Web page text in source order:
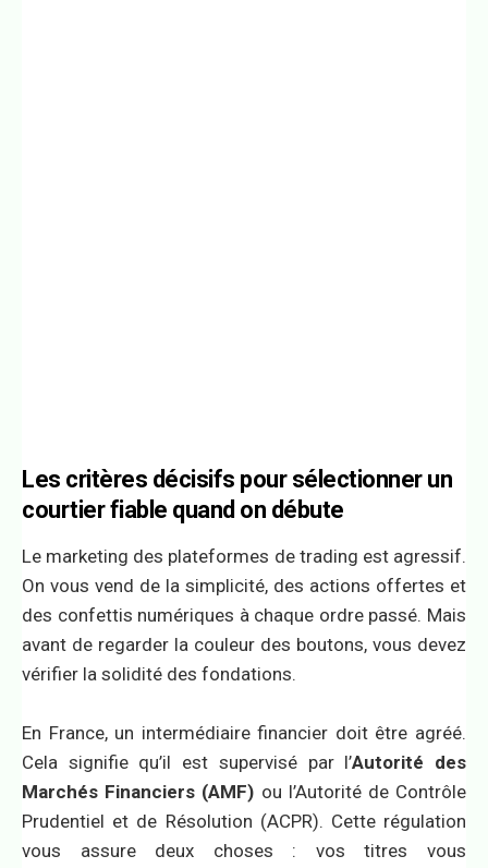
Les critères décisifs pour sélectionner un
courtier fiable quand on débute
Le marketing des plateformes de trading est agressif.
On vous vend de la simplicité, des actions offertes et
des confettis numériques à chaque ordre passé. Mais
avant de regarder la couleur des boutons, vous devez
vérifier la solidité des fondations.
En France, un intermédiaire financier doit être agréé.
Cela signifie qu’il est supervisé par l’Autorité des
Marchés Financiers (AMF) ou l’Autorité de Contrôle
Prudentiel et de Résolution (ACPR). Cette régulation
vous assure deux choses : vos titres vous